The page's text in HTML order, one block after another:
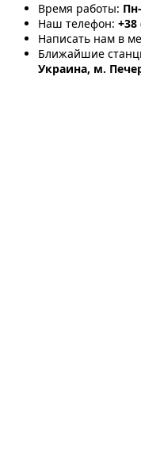
Время работы:
Наш телефон: +38
Написать нам в
Ближайшие
Украина, м.